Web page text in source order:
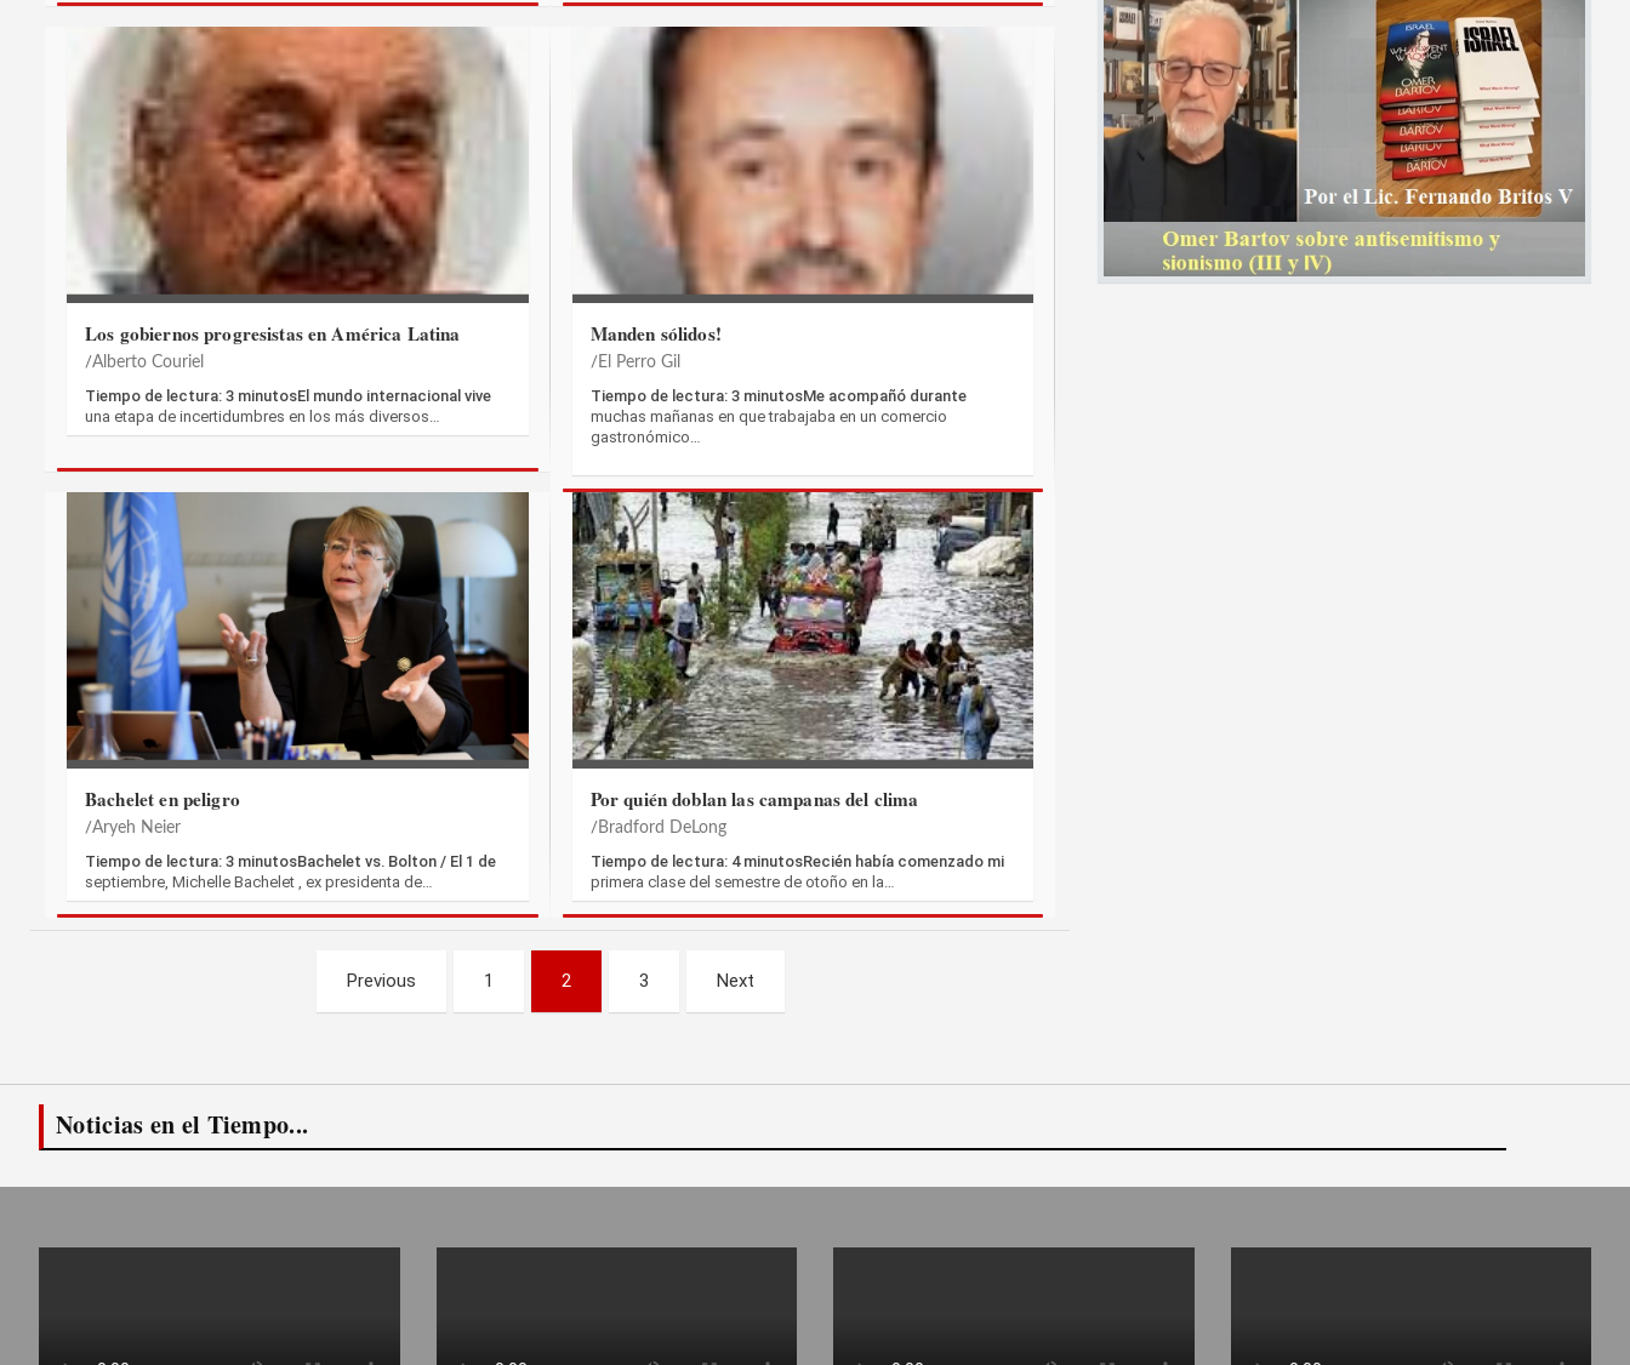
Los gobiernos progresistas en América Latina
Alberto Couriel
Tiempo de lectura: 3 minutosEl mundo internacional vive
una etapa de incertidumbres en los más diversos…
Manden sólidos!
El Perro Gil
Tiempo de lectura: 3 minutosMe acompañó durante
muchas mañanas en que trabajaba en un comercio
gastronómico…
Bachelet en peligro
Aryeh Neier
Tiempo de lectura: 3 minutosBachelet vs. Bolton / El 1 de
septiembre, Michelle Bachelet , ex presidenta de…
Por quién doblan las campanas del clima
Bradford DeLong
Tiempo de lectura: 4 minutosRecién había comenzado mi
primera clase del semestre de otoño en la…
entradas
Previous 1 2 3 Next
Noticias en el Tiempo...